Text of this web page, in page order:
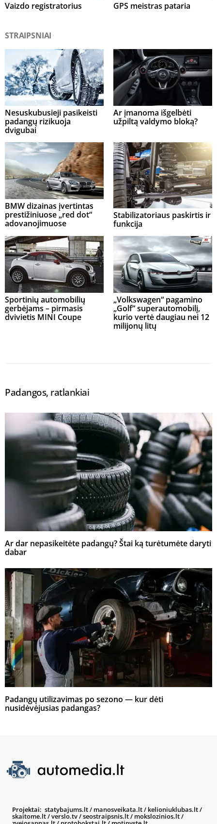
Vaizdo registratorius GPS meistras pataria
STRAIPSNIAI
Nesuskubusieji pasikeisti
padangų rizikuoja
dvigubai
Ar įmanoma išgelbėti
užpiltą valdymo bloką?
BMW dizainas įvertintas
prestižiniuose „red dot“
adovanojimuose
Stabilizatoriaus paskirtis ir
funkcija
Sportinių automobilių
gerbėjams – pirmasis
dvivietis MINI Coupe
„Volkswagen“ pagamino
„Golf“ superautomobilį,
kurio vertė daugiau nei 12
milijonų litų
Padangos, ratlankiai
Ar dar nepasikeitėte padangų? Štai ką turėtumėte daryti
dabar
Padangų utilizavimas po sezono — kur dėti
nusidėvėjusias padangas?
Projektai: statybajums.lt/ manosveikata.lt/ kelioniuklubas.lt/
skaitome.lt/verslo.tv/seostraipsnis.lt/ mokslozinios.lt/